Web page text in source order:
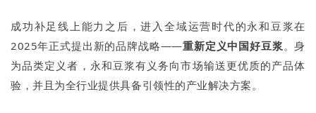
成功补足线上能力之后，进入全域运营时代的永和豆浆在
2025年正式提出新的品牌战略——重新定义中国好豆浆 。身
为品类定义者，永和豆浆有义务向市场输送更优质的产品体
验，并且为全行业提供具备引领性的产业解决方案。